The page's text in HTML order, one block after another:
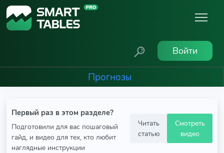
Войти
Прогнозы
Первый раз в этом разделе?
Подготовили для вас пошаговый
гайд, и видео для тех, кто любит
наглядные инструкции
Читать
статью
Смотреть
видео